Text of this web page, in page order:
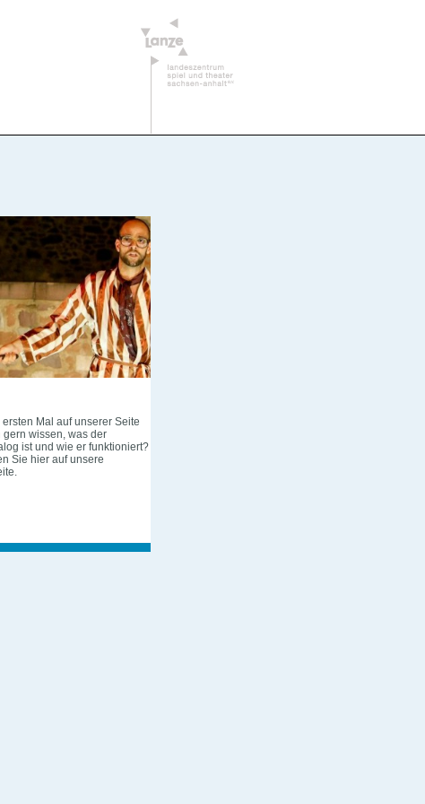
Mal auf unserer Seite
gern wissen, was der
ist und wie er funktioniert?
Sie hier auf unsere